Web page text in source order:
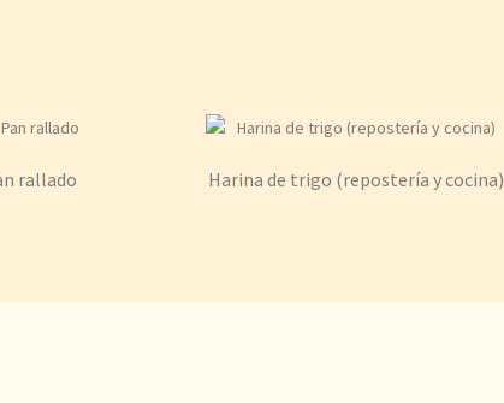
rallado Harina de trigo (repostería y cocina)